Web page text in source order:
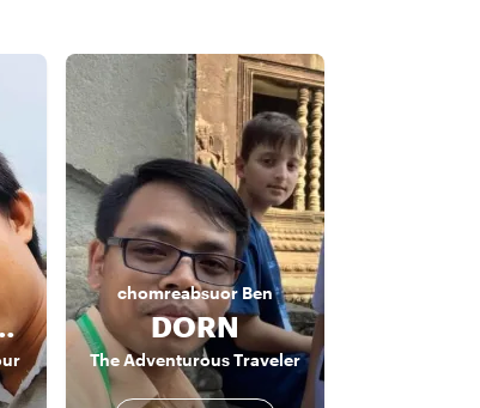
Jeep Tour
chomreabsuor Ben
DORN
The Adventurous Traveler